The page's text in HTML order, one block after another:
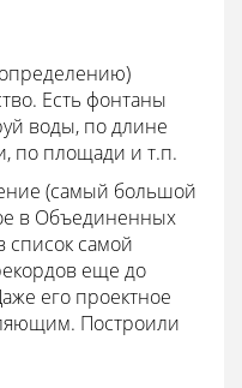
Есть фонтаны
воды, по длине
по площади и т.п.
(самый большой
в Объединенных
список самой
еще до
его проектное
Построили